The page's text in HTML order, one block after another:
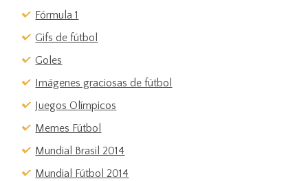
Fórmula 1
Gifs de fútbol
Goles
Imágenes graciosas de fútbol
Juegos Olímpicos
Memes Fútbol
Mundial Brasil 2014
Mundial Fútbol 2014